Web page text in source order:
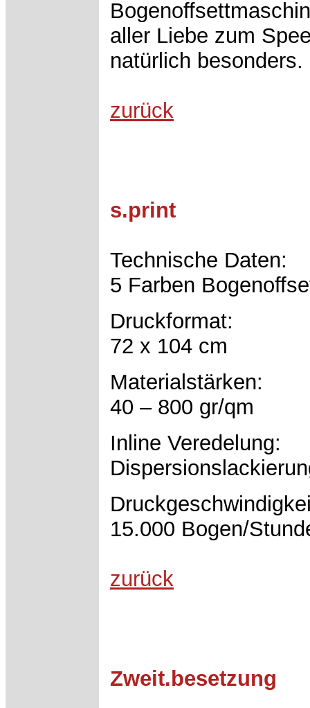
aller Liebe zum
natürlich besonders.
zurück
s.print
Technische Daten:
5 Farben
Druckformat:
72 x 104 cm
Materialstärken:
40 – 800 gr/qm
Inline Veredelung:
15.000 Bogen/
zurück
Zweit.besetzung